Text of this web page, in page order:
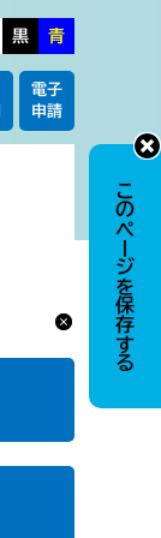
黒 青
電子
申請
このページを保存する